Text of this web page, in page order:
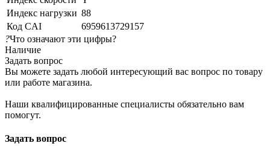
Индекс нагрузки 88
Код CAI
6959613729157
?Что означают эти цифры?
Наличие
Задать вопрос
Вы можете задать любой интересующий вас вопрос по товару
или работе магазина.
Наши квалифицированные специалисты обязательно вам
помогут.
Задать вопрос